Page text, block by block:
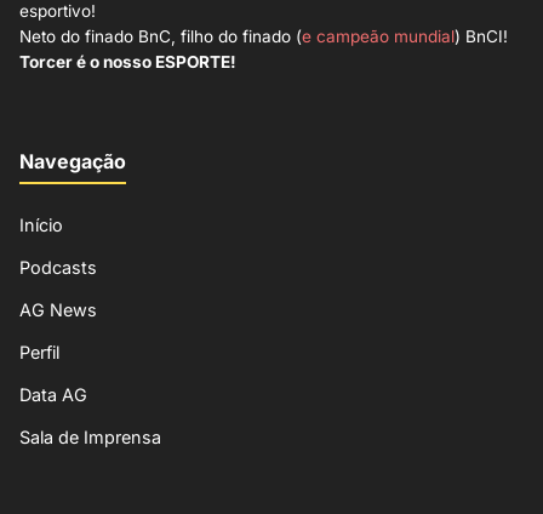
esportivo!
Neto do finado BnC, filho do finado (e campeão mundial) BnCI!
Torcer é o nosso ESPORTE!
Navegação
Início
Podcasts
AG News
Perfil
Data AG
Sala de Imprensa